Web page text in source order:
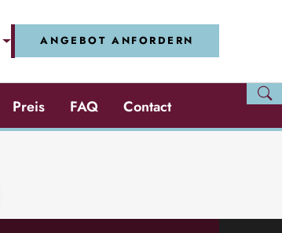
ANGEBOT ANFORDERN
Preis FAQ Contact